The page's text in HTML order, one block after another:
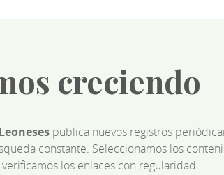
creciendo
publica nuevos registros
constante. Seleccionamos los
los enlaces con regularidad.